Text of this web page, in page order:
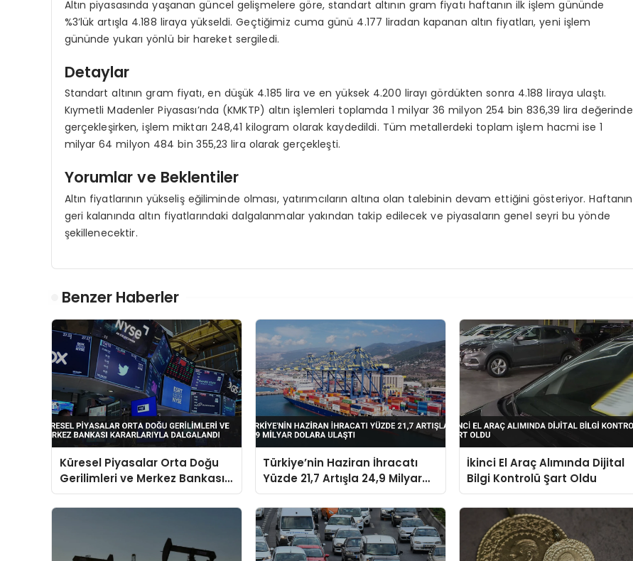
Altın piyasasında yaşanan güncel gelişmelere göre, standart altının gram fiyatı haftanın ilk işlem gününde
%3’lük artışla 4.188 liraya yükseldi. Geçtiğimiz cuma günü 4.177 liradan kapanan altın fiyatları, yeni işlem
gününde yukarı yönlü bir hareket sergiledi.
Detaylar
Standart altının gram fiyatı, en düşük 4.185 lira ve en yüksek 4.200 lirayı gördükten sonra 4.188 liraya ulaştı.
Kıymetli Madenler Piyasası’nda (KMKTP) altın işlemleri toplamda 1 milyar 36 milyon 254 bin 836,39 lira değerinde
gerçekleşirken, işlem miktarı 248,41 kilogram olarak kaydedildi. Tüm metallerdeki toplam işlem hacmi ise 1
milyar 64 milyon 484 bin 355,23 lira olarak gerçekleşti.
Yorumlar ve Beklentiler
Altın fiyatlarının yükseliş eğiliminde olması, yatırımcıların altına olan talebinin devam ettiğini gösteriyor. Haftanın
geri kalanında altın fiyatlarındaki dalgalanmalar yakından takip edilecek ve piyasaların genel seyri bu yönde
şekillenecektir.
Benzer Haberler
Küresel Piyasalar Orta Doğu
Gerilimleri ve Merkez Bankası
Kararlarıyla Dalgalandı
Türkiye’nin Haziran İhracatı
Yüzde 21,7 Artışla 24,9 Milyar
Dolara Ulaştı
İkinci El Araç Alımında Dijital
Bilgi Kontrolü Şart Oldu